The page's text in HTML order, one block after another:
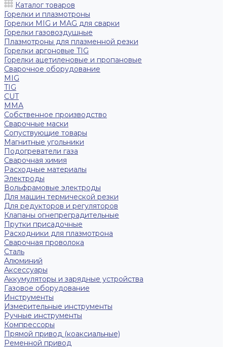
Каталог товаров
Горелки и плазмотроны
Горелки MIG и MAG для сварки
Горелки газовоздушные
Плазмотроны для плазменной резки
Горелки аргоновые TIG
Горелки ацетиленовые и пропановые
Сварочное оборудование
MIG
TIG
CUT
ММА
Собственное производство
Сварочные маски
Сопуствующие товары
Магнитные угольники
Подогреватели газа
Сварочная химия
Расходные материалы
Электроды
Вольфрамовые электроды
Для машин термической резки
Для редукторов и регуляторов
Клапаны огнепреградительные
Прутки присадочные
Расходники для плазмотрона
Сварочная проволока
Сталь
Алюминий
Аксессуары
Аккумуляторы и зарядные устройства
Газовое оборудование
Инструменты
Измерительные инструменты
Ручные инструменты
Компрессоры
Прямой привод (коаксиальные)
Ременной привод